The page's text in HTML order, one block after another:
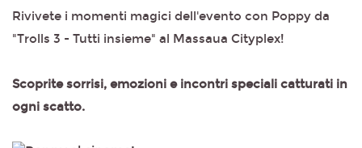
Rivivete i momenti magici dell'evento con Poppy da
"Trolls 3 - Tutti insieme" al Massaua Cityplex!
Scoprite sorrisi, emozioni e incontri speciali catturati in
ogni scatto.